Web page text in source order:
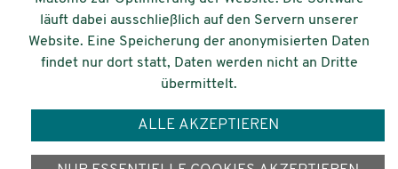
Barrierefreiheit
© 2026 Deutsches Zentrum für
Integrations-
und Migrationsforschung DeZIM e.V.
läuft dabei ausschließlich auf den Servern unserer
Website. Eine Speicherung der anonymisierten Daten
findet nur dort statt, Daten werden nicht an Dritte
übermittelt.
ALLE AKZEPTIEREN